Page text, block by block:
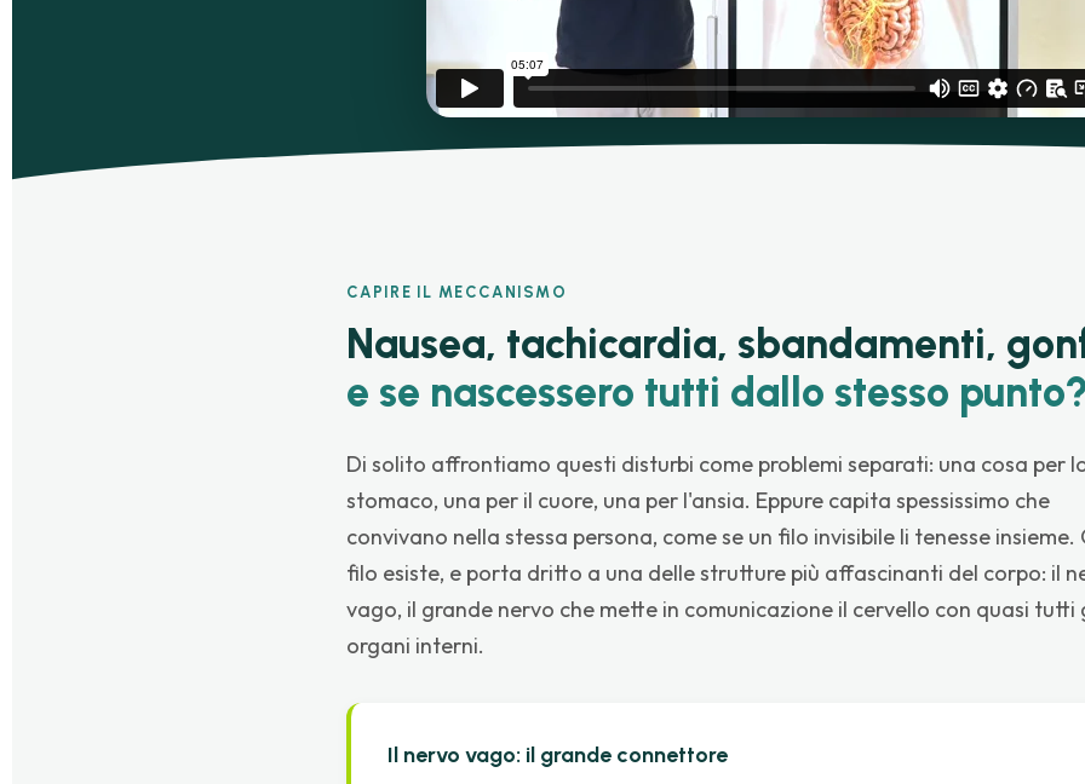
CAPIRE IL MECCANISMO
Nausea, tachicardia, sbandamenti,
e se nascessero tutti dallo stesso punto?
Di solito affrontiamo questi disturbi come problemi separati: una cosa per
stomaco, una per il cuore, una per l'ansia. Eppure capita spessissimo che
convivano nella stessa persona, come se un filo invisibile li tenesse insieme.
filo esiste, e porta dritto a una delle strutture più affascinanti del corpo: il
vago, il grande nervo che mette in comunicazione il cervello con quasi tutti
organi interni.
Il nervo vago: il grande connettore